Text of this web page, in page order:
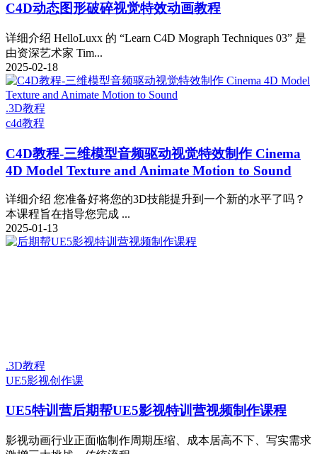
C4D动态图形破碎视觉特效动画教程
详细介绍 HelloLuxx 的 “Learn C4D Mograph Techniques 03” 是
由资深艺术家 Tim...
2025-02-18
.3D教程
c4d教程
C4D教程-三维模型音频驱动视觉特效制作 Cinema
4D Model Texture and Animate Motion to Sound
详细介绍 您准备好将您的3D技能提升到一个新的水平了吗？
本课程旨在指导您完成 ...
2025-01-13
.3D教程
UE5影视创作课
UE5特训营后期帮UE5影视特训营视频制作课程
影视动画行业正面临制作周期压缩、成本居高不下、写实需求